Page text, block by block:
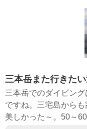
三本岳また行きた
三本岳でのダイビン
ですね。三宅島から
美しかった～。50～